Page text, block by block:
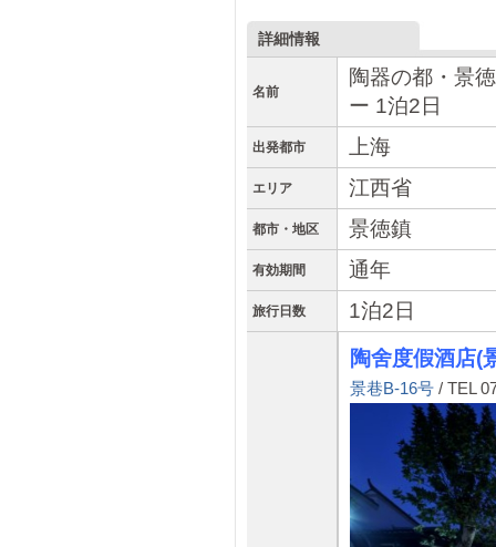
詳細情報
名前
陶器の都・景
ー 1泊2日
出発都市 上海
エリア 江西省
都市・地区 景徳鎮
有効期間 通年
旅行日数 1泊2日
陶舍度假酒店(
景巷B-16号 / TEL